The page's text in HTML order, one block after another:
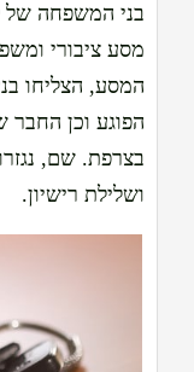
בני המשפחה של
מסע ציבורי
המסע, הצליחו
הפוגע וכן החבר
בצרפת. שם,
ושלילת רישיון.